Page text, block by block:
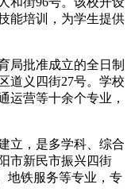
能培训，为学生提供
局批准成立的全日制
道义四街27号。学校
运营等十余个专业，
立，是多学科、综合
市新民市振兴四街
地铁服务等专业，专